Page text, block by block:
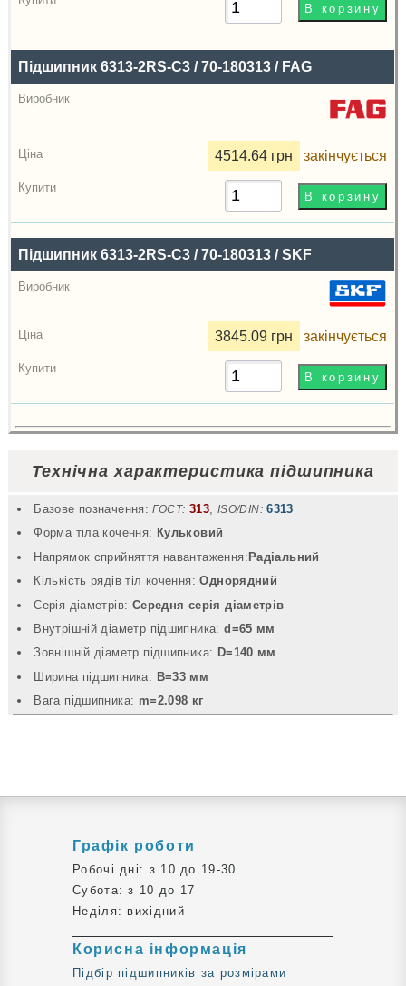
Підшипник 6313-2RS-C3 / 70-180313 / FAG
4514.64 грн закінчується
Підшипник 6313-2RS-C3 / 70-180313 / SKF
3845.09 грн закінчується
Технічна характеристика підшипника
Базове позначення: ГОСТ: 313 ISO/DIN: 6313
Форма тіла кочення: Кульковий
Напрямок сприйняття навантаження: Радіальний
Кількість рядів тіл кочення:Однорядний
Серія діаметрів: Середня серія діаметрів
Внутрішній діаметр підшипника:d=65 мм
Зовнішній діаметр підшипника: D=140 мм
Ширина підшипника: B=33 мм
Вага підшипника: m=2.098 кг
Графік роботи
Робочі дні: з 10 до 19-30
Субота: з 10 до 17
Неділя: вихідний
Корисна інформація
Підбір підшипників за розмірами